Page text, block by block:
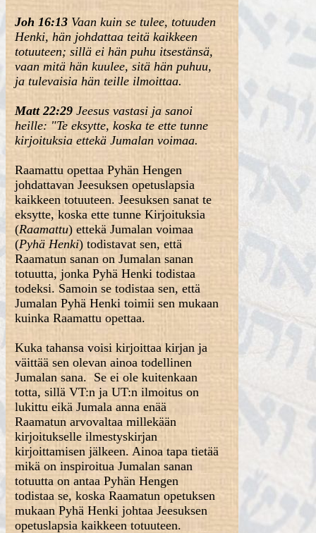
Joh 16:13 Vaan kuin se tulee, totuuden
Henki, hän johdattaa teitä kaikkeen
totuuteen; sillä ei hän puhu itsestänsä,
vaan mitä hän kuulee, sitä hän puhuu,
ja tulevaisia hän teille ilmoittaa.
Matt 22:29 Jeesus vastasi ja sanoi
heille: "Te eksytte, koska te ette tunne
kirjoituksia ettekä Jumalan voimaa.
Raamattu opettaa Pyhän Hengen
johdattavan Jeesuksen opetuslapsia
kaikkeen totuuteen. Jeesuksen sanat te
eksytte, koska ette tunne Kirjoituksia
(Raamattu) ettekä Jumalan voimaa
(Pyhä Henki) todistavat sen, että
Raamatun sanan on Jumalan sanan
totuutta, jonka Pyhä Henki todistaa
todeksi. Samoin se todistaa sen, että
Jumalan Pyhä Henki toimii sen mukaan
kuinka Raamattu opettaa.
Kuka tahansa voisi kirjoittaa kirjan ja
väittää sen olevan ainoa todellinen
Jumalan sana. Se ei ole kuitenkaan
totta, sillä VT:n ja UT:n ilmoitus on
lukittu eikä Jumala anna enää
Raamatun arvovaltaa millekään
kirjoitukselle ilmestyskirjan
kirjoittamisen jälkeen. Ainoa tapa tietää
mikä on inspiroitua Jumalan sanan
totuutta on antaa Pyhän Hengen
todistaa se, koska Raamatun opetuksen
mukaan Pyhä Henki johtaa Jeesuksen
opetuslapsia kaikkeen totuuteen.